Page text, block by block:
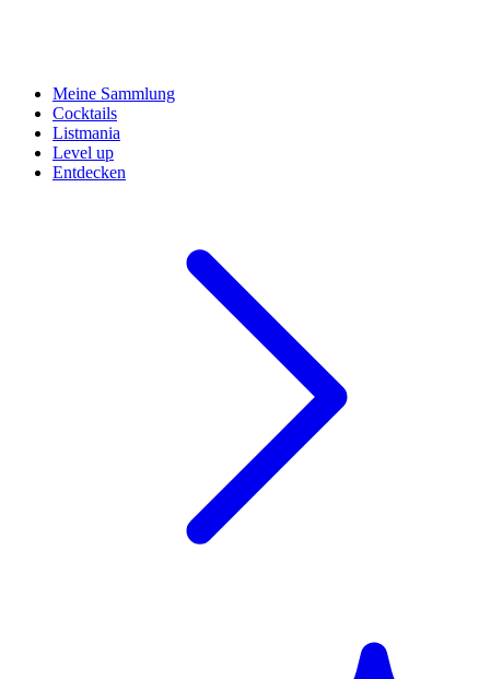
Meine Sammlung
Cocktails
Listmania
Level up
Entdecken